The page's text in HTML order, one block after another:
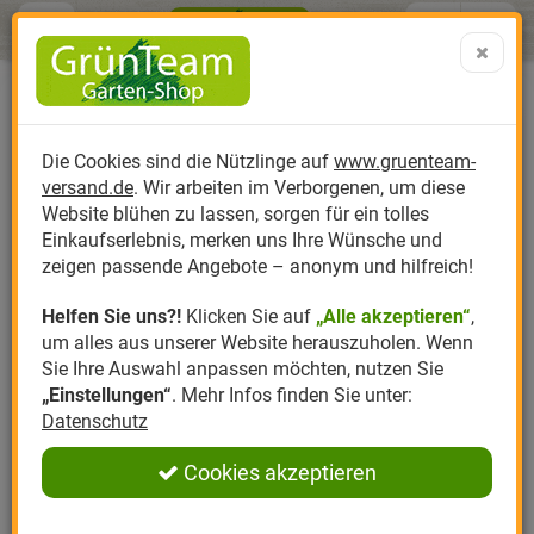
Produktkatalog
Anzucht
Dünger
Erde
Kompost
Pflanzenstärkung
Nützlinge Nützlinge gegen
Nützlingsarten
Nützlingsförderung
Nützlingszubehör
Hersteller
Biplantol
Felco
Gloria
Greenfield
Romberg
Themenwelt
Gemüsegarten
Rasen
Rosen
Ziergarten
Kräutergarten
Ratgeber
Aktuelle Themen
Schädlinge aktuell
Angebote
Sparsets / Set-
Angebote
0 ARTIKEL IM WARENKORB
Ergebnisse () Fertig
Menü Search
Die Cookies sind die Nützlinge auf www.gruenteam-
versand.de. Wir arbeiten im Verborgenen, um diese
Website blühen zu lassen, sorgen für ein tolles
Einkaufserlebnis, merken uns Ihre Wünsche und
zeigen passende Angebote – anonym und hilfreich!
Helfen Sie uns?! Klicken Sie auf „Alle akzeptieren“,
um alles aus unserer Website herauszuholen. Wenn
Sie Ihre Auswahl anpassen möchten, nutzen Sie
„Einstellungen“. Mehr Infos finden Sie unter:
Datenschutz
Cookies akzeptieren